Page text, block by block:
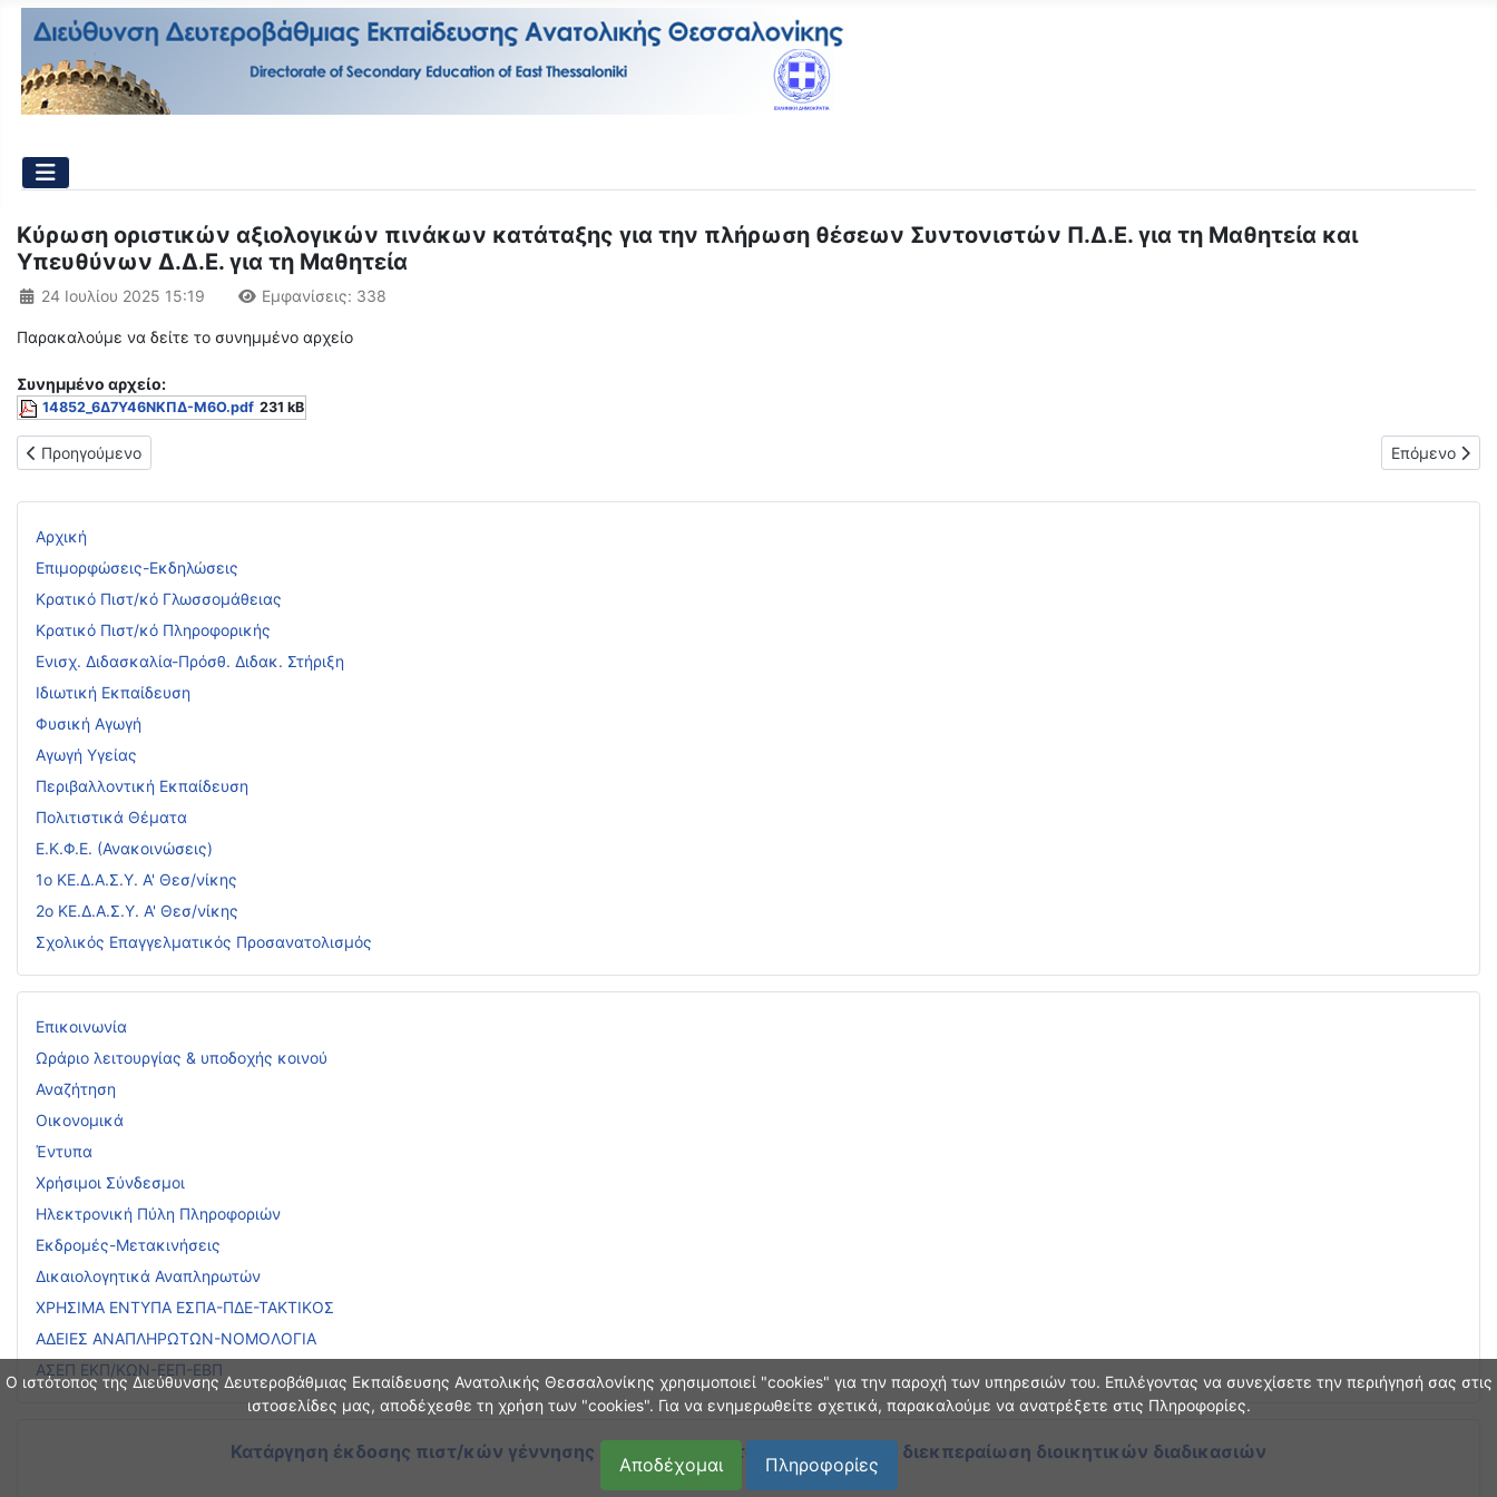
Ο ιστότοπος της Διεύθυνσης Δευτεροβάθμιας Εκπαίδευσης Ανατολικής Θεσσαλονίκης χρησιμοποιεί "cookies" για την παροχή των υπηρεσιών του. Επιλέγοντας να συνεχίσετε την περιήγησή σας στις
ιστοσελίδες μας, αποδέχεσθε τη χρήση των "cookies". Για να ενημερωθείτε σχετικά, παρακαλούμε να ανατρέξετε στις Πληροφορίες.
Αποδέχομαι Πληροφορίες
Αρχική
Επιμορφώσεις-Εκδηλώσεις
Κρατικό Πιστ/κό Γλωσσομάθειας
Κρατικό Πιστ/κό Πληροφορικής
Ενισχ. Διδασκαλία-Πρόσθ. Διδακ. Στήριξη
Ιδιωτική Εκπαίδευση
Φυσική Αγωγή
Αγωγή Υγείας
Περιβαλλοντική Εκπαίδευση
Πολιτιστικά Θέματα
Ε.Κ.Φ.Ε. (Ανακοινώσεις)
1ο ΚΕ.Δ.Α.Σ.Υ. Α' Θεσ/νίκης
2ο ΚΕ.Δ.Α.Σ.Υ. Α' Θεσ/νίκης
Σχολικός Επαγγελματικός Προσανατολισμός
Επικοινωνία
Ωράριο λειτουργίας & υποδοχής κοινού
Αναζήτηση
Οικονομικά
Έντυπα
Χρήσιμοι Σύνδεσμοι
Ηλεκτρονική Πύλη Πληροφοριών
Εκδρομές-Μετακινήσεις
Δικαιολογητικά Αναπληρωτών
ΧΡΗΣΙΜΑ ΕΝΤΥΠΑ ΕΣΠΑ-ΠΔΕ-ΤΑΚΤΙΚΟΣ
ΑΔΕΙΕΣ ΑΝΑΠΛΗΡΩΤΩΝ-ΝΟΜΟΛΟΓΙΑ
ΑΣΕΠ ΕΚΠ/ΚΩΝ-ΕΕΠ-ΕΒΠ
Κατάργηση έκδοσης πιστ/κών γέννησης και οικογεν. κατάστασης κατά τη διεκπεραίωση διοικητικών διαδικασιών
Κύρωση οριστικών αξιολογικών πινάκων κατάταξης για την πλήρωση θέσεων Συντονιστών Π.Δ.Ε. για τη Μαθητεία και
Υπευθύνων Δ.Δ.Ε. για τη Μαθητεία
Λεπτομέρειες
24 Ιουλίου 2025 15:19 Εμφανίσεις: 338
Παρακαλούμε να δείτε το συνημμένο αρχείο
Συνημμένo αρχείο:
14852_6Δ7Υ46ΝΚΠΔ-Μ6Ο.pdf 231 kB
Προηγούμενο άρθρο: Δελτίο Τύπου - Έναρξη λειτουργίας 1ου Μητρώου Εθελοντών Στελεχών Ψηφιακής Διακυβέρνησης Σχολικού Επαγγελματικού Προσανατολισμού - Αναρτήσεις ΣΕΠ
Προηγούμενο Επόμενο
Επόμενο